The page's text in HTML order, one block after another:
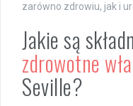
zarówno zdrowiu, jak i
Jakie są
zdrowotne
Seville?